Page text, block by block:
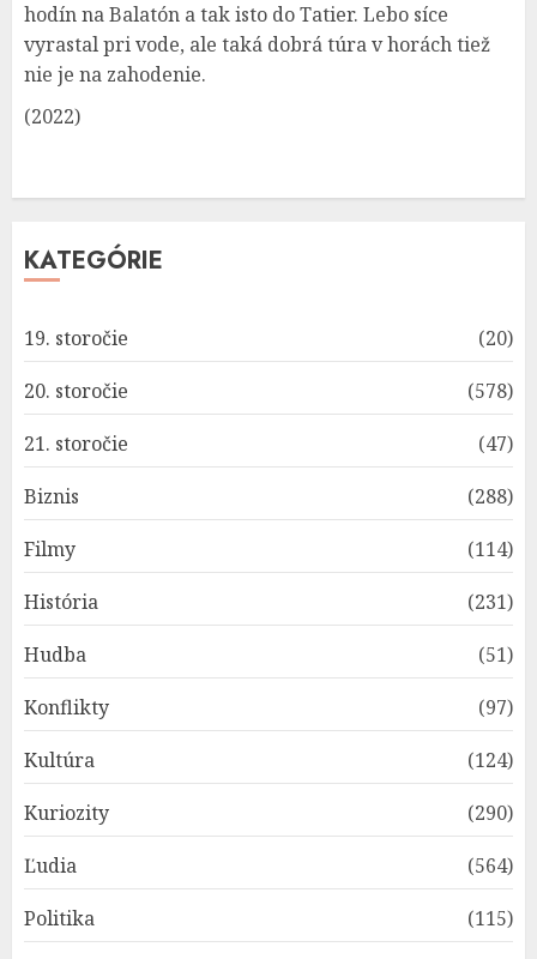
hodín na Balatón a tak isto do Tatier. Lebo síce
vyrastal pri vode, ale taká dobrá túra v horách tiež
nie je na zahodenie.
(2022)
KATEGÓRIE
19. storočie
(20)
20. storočie
(578)
21. storočie
(47)
Biznis
(288)
Filmy
(114)
História
(231)
Hudba
(51)
Konflikty
(97)
Kultúra
(124)
Kuriozity
(290)
Ľudia
(564)
Politika
(115)